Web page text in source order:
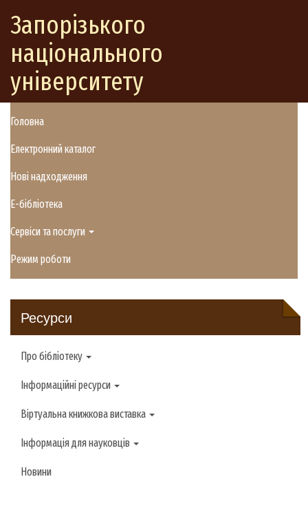
Запорізького
національного
університету
Головна
Електронний каталог
Нові надходження
E-бібліотека
Сервіси та послуги
Режим роботи
Ресурси
Про бібліотеку
Інформаційні ресурси
Віртуальна книжкова виставка
Інформація для науковців
Новини